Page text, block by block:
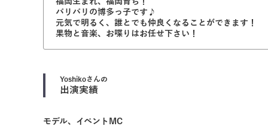
バリバリの博多っ子です♪
元気で明るく、誰とでも仲良くなることができます！
果物と音楽、お喋りはお任せ下さい！
Yoshikoさんの
出演実績
モデル、イベントMC